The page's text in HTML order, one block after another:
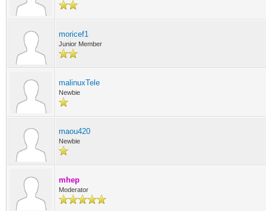
moricef1
Junior Member
malinuxTele
Newbie
maou420
Newbie
mhep
Moderator